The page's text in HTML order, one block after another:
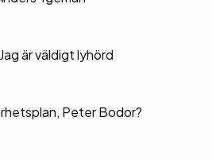
är väldigt lyhörd
Peter Bodor?